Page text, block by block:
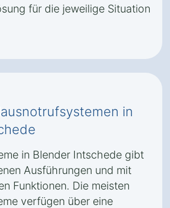
für die jeweilige Situation
in
in Blender Intschede gibt
Ausführungen und mit
Funktionen. Die meisten
verfügen über eine